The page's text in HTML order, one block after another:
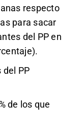
respecto
para sacar
del PP en
del PP
de los que